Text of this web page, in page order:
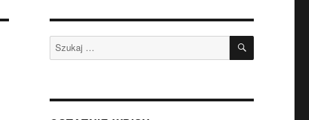
Szukaj: SZUKAJ